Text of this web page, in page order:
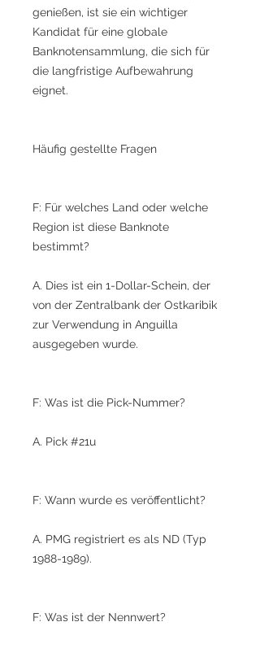
genießen, ist sie ein wichtiger
Kandidat für eine globale
Banknotensammlung, die sich für
die langfristige Aufbewahrung
eignet.
Häufig gestellte Fragen
F: Für welches Land oder welche
Region ist diese Banknote
bestimmt?
A. Dies ist ein 1-Dollar-Schein, der
von der Zentralbank der Ostkaribik
zur Verwendung in Anguilla
ausgegeben wurde.
F: Was ist die Pick-Nummer?
A. Pick #21u
F: Wann wurde es veröffentlicht?
A. PMG registriert es als ND (Typ
1988-1989).
F: Was ist der Nennwert?